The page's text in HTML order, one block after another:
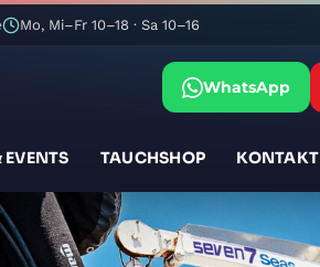
Mo, Mi–Fr 10–18 · Sa 10–16
WhatsApp
TAUCHSHOP KONTAKT